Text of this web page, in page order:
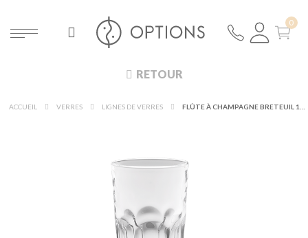
RETOUR
ACCUEIL VERRES LIGNES DE VERRES